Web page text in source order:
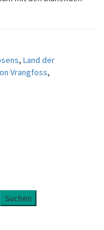
, Land der
Vrangfoss,
Suchen